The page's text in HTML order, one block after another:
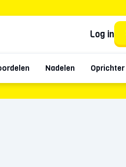
Log in
Nadelen Oprichter